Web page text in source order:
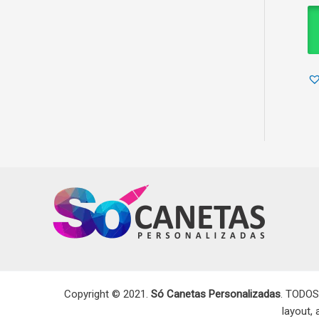
Copyright © 2021. Só Canetas Personalizadas.
layout,